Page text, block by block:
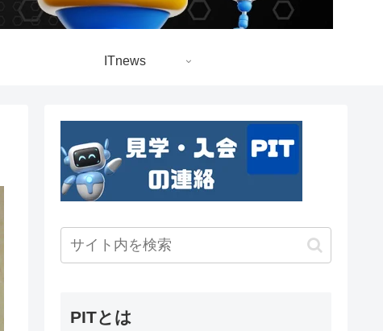
ITnews
PITとは